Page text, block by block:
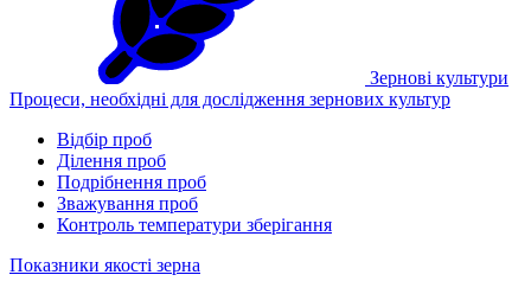
Зернові культури
Процеси, необхідні для дослідження зернових культур
Відбір проб
Ділення проб
Подрібнення проб
Зважування проб
Контроль температури зберігання
Показники якості зерна